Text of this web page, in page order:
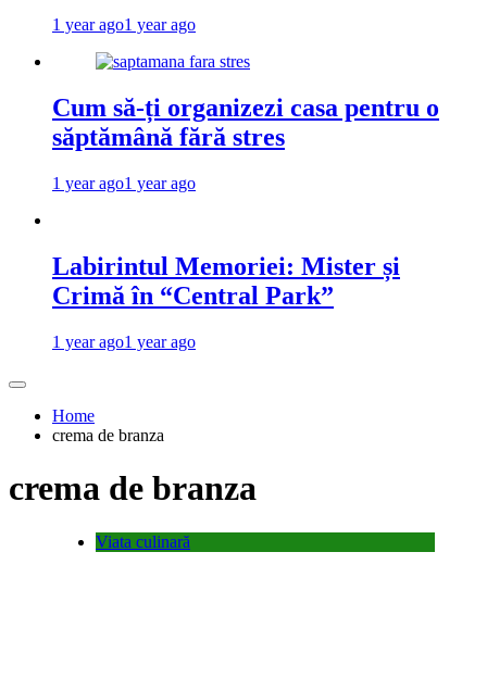
1 year ago1 year ago
Cum să-ți organizezi casa pentru o
săptămână fără stres
1 year ago1 year ago
Labirintul Memoriei: Mister și
Crimă în “Central Park”
1 year ago1 year ago
Home
crema de branza
crema de branza
Viata culinară